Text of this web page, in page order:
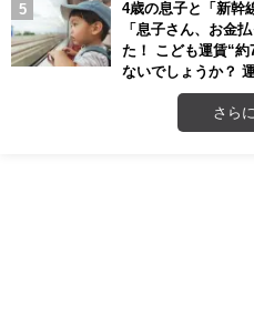
4歳の息子と「新幹
「息子さん、お金
た！ こども運賃“約
ないでしょうか？
さら